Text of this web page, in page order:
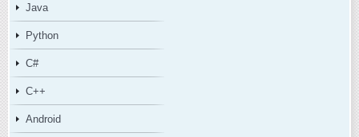
Java
Python
C#
C++
Android